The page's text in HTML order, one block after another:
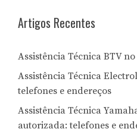
Artigos Recentes
Assistência Técnica BTV
Assistência Técnica
telefones e endereços
Assistência Técnica
autorizada: telefones e